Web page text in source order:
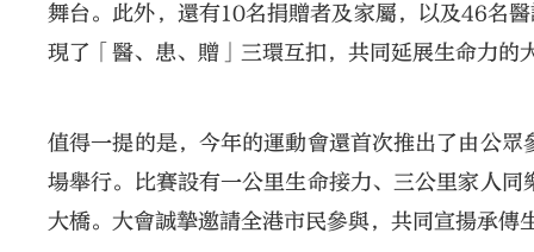
舞台。此外，還有10名捐贈者及家屬，以及46名
現了「醫、患、贈」三環互扣，共同延展生命力的
值得一提的是，今年的運動會還首次推出了由公
場舉行。比賽設有一公里生命接力、三公里家人
大橋。大會誠摯邀請全港市民參與，共同宣揚承傳